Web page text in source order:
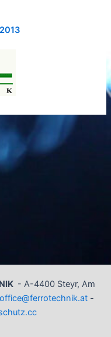
- A-4400 Steyr, Am
office@ferrotechnik.at-